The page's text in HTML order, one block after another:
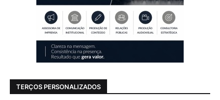
TERÇOS PERSONALIZADOS